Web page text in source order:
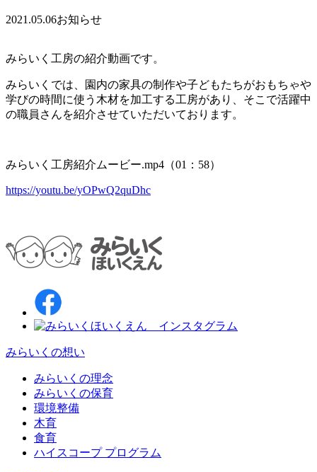
2021.05.06お知らせ
みらいく工房の紹介動画です。
みらいくでは、園内の家具の制作や子どもたちがおもちゃや
学びの時間に使う木材を加工する工房があり、そこで活躍中
の職員さんを紹介させていただいております。
みらいく工房紹介ムービー.mp4（01：58）
https://youtu.be/yOPwQ2quDhc
みらいくの想い
みらいくの理念
みらいくの保育
環境整備
木育
食育
ハイスコープ プログラム